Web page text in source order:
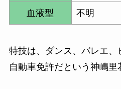
血液型 不明
特技は、ダンス、バレエ、
自動車免許だという神嶋里